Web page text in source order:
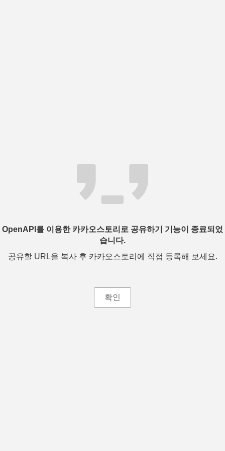
OpenAPI를 이용한 카카오스토리로 공유하기 기능이 종료되었
습니다.
공유할 URL을 복사 후 카카오스토리에 직접 등록해 보세요.
확인